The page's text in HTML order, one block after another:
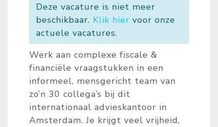
Deze vacature is niet meer
beschikbaar. Klik hier voor onze
actuele vacatures.
Werk aan complexe fiscale &
financiële vraagstukken in een
informeel, mensgericht team van
zo’n 30 collega’s bij dit
internationaal advieskantoor in
Amsterdam. Je krijgt veel vrijheid,